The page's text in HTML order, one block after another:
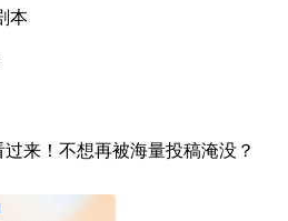
本
来！不想再被海量投稿淹没？